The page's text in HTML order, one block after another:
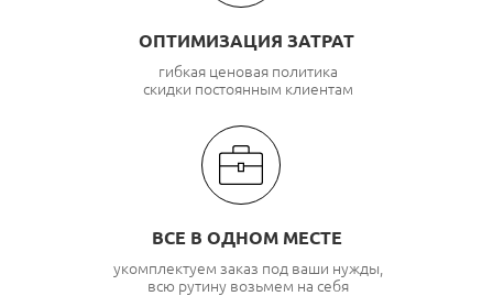
ОПТИМИЗАЦИЯ ЗАТРАТ
гибкая ценовая политика
скидки постоянным клиентам
ВСЕ В ОДНОМ МЕСТЕ
укомплектуем заказ под ваши нужды,
всю рутину возьмем на себя